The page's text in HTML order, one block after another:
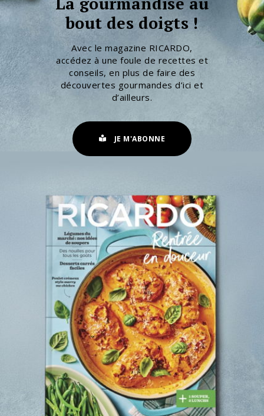
bout des doigts !
Avec le magazine RICARDO,
accédez à une foule de recettes et
conseils, en plus de faire des
découvertes gourmandes d’ici et
d’ailleurs.
JE M'ABONNE